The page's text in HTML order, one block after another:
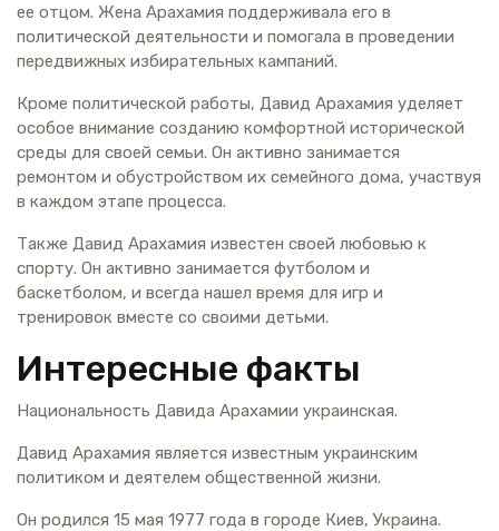
ее отцом. Жена Арахамия поддерживала его в
политической деятельности и помогала в проведении
передвижных избирательных кампаний.
Кроме политической работы, Давид Арахамия уделяет
особое внимание созданию комфортной исторической
среды для своей семьи. Он активно занимается
ремонтом и обустройством их семейного дома, участвуя
в каждом этапе процесса.
Также Давид Арахамия известен своей любовью к
спорту. Он активно занимается футболом и
баскетболом, и всегда нашел время для игр и
тренировок вместе со своими детьми.
Интересные факты
Национальность Давида Арахамии украинская.
Давид Арахамия является известным украинским
политиком и деятелем общественной жизни.
Он родился 15 мая 1977 года в городе Киев, Украина.